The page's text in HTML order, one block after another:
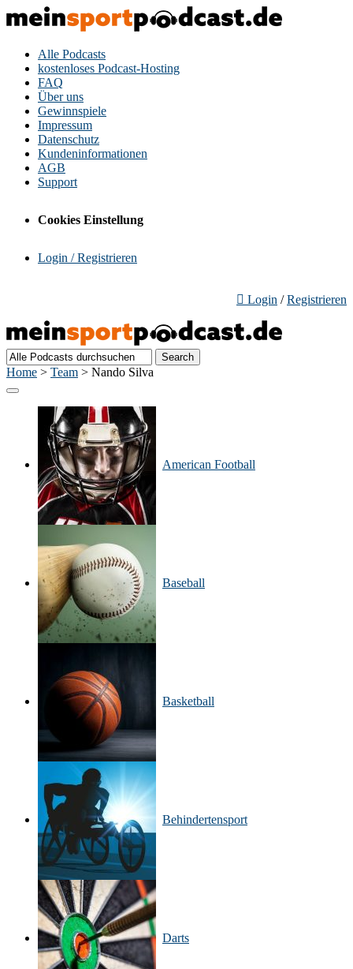
Alle Podcasts
kostenloses Podcast-Hosting
FAQ
Über uns
Gewinnspiele
Impressum
Datenschutz
Kundeninformationen
AGB
Support
Cookies Einstellung
Login / Registrieren
Login /Registrieren
Home > Team > Nando Silva
American Football
Baseball
Basketball
Behinderten­sport
Darts